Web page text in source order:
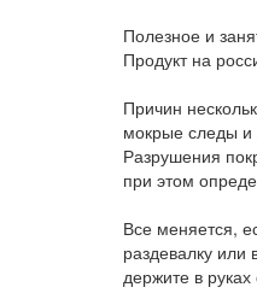
Полезное и
Продукт на
Причин
мокрые следы и
Разрушения
при этом
Все меняется,
раздевалку или
держите в